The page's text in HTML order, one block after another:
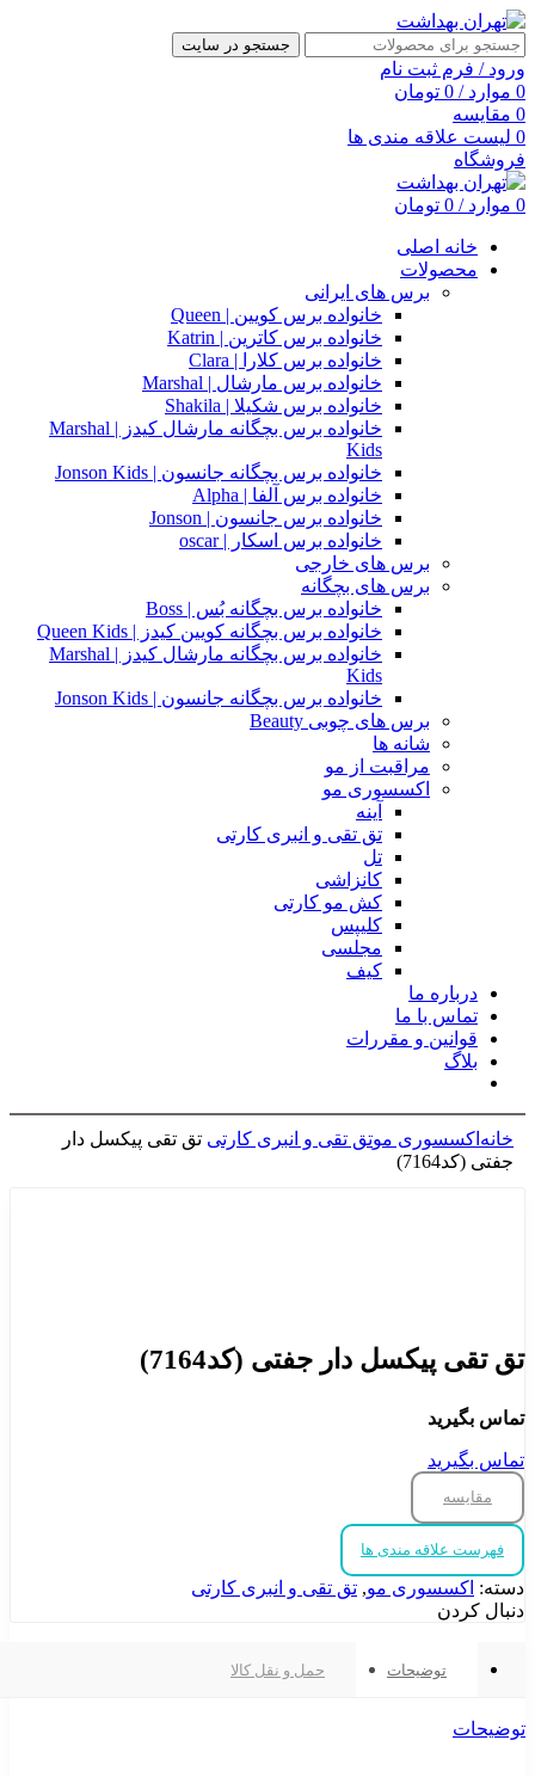
جستجو در سایت
ورود / فرم ثبت نام
0 موارد /
0 تومان
0 مقایسه
0 لیست علاقه مندی ها
فروشگاه
0 موارد /
0 تومان
خانه اصلی
محصولات
برس های ایرانی
خانواده برس کویین | Queen
خانواده برس کاترین | Katrin
خانواده برس کلارا | Clara
خانواده برس مارشال | Marshal
خانواده برس شکیلا | Shakila
خانواده برس بچگانه مارشال کیدز | Marshal
Kids
خانواده برس بچگانه جانسون | Jonson Kids
خانواده برس آلفا | Alpha
خانواده برس جانسون | Jonson
خانواده برس اسکار | oscar
برس های خارجی
برس های بچگانه
خانواده برس بچگانه بُس | Boss
خانواده برس بچگانه کویین کیدز | Queen Kids
خانواده برس بچگانه مارشال کیدز | Marshal
Kids
خانواده برس بچگانه جانسون | Jonson Kids
برس های چوبی Beauty
شانه ها
مراقبت از مو
اکسسوری مو
آینه
تق تقی و انبری کارتی
تل
کانزاشی
کش مو کارتی
کلیپس
مجلسی
کیف
درباره ما
تماس با ما
قوانین و مقررات
بلاگ
خانه اکسسوری موتق تقی و انبری کارتی تق تقی پیکسل دار
جفتی (کد7164)
تق تقی پیکسل دار جفتی (کد7164)
تماس بگیرید
تماس بگیرید
مقایسه
فهرست علاقه مندی ها
دسته: اکسسوری مو, تق تقی و انبری کارتی
دنبال کردن
توضیحات حمل و نقل کالا
توضیحات